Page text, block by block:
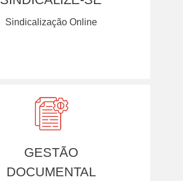
Sindicalização Online
GESTÃO
DOCUMENTAL